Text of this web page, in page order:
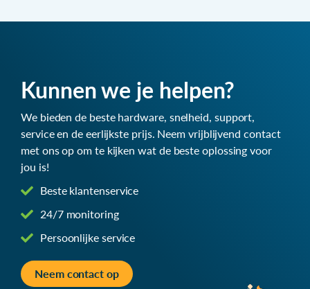
Kunnen we je helpen?
We bieden de beste hardware, snelheid, support,
service en de eerlijkste prijs. Neem vrijblijvend contact
met ons op om te kijken wat de beste oplossing voor
jou is!
Beste klantenservice
24/7 monitoring
Persoonlijke service
Neem contact op